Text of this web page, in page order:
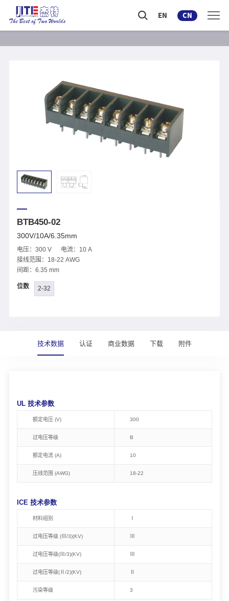
EN CN
BTB450-02
300V/10A/6.35mm
电压：300 V 电流：10 A
接线范围：18-22 AWG
间距：6.35 mm
位数 2-32
技术数据 认证 商业数据 下载 附件
UL 技术参数
额定电压 (V) 300
过电压等级 B
额定电流 (A) 10
压线范围 (AWG) 18-22
ICE 技术参数
材料组别
过电压等级 (Ⅲ/3)(KV)
过电压等级(Ⅲ/3)(KV)
过电压等级(Ⅱ/2)(KV)
污染等级 3